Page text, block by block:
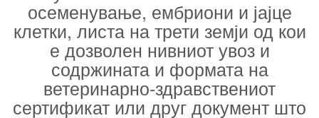
осеменување, ембриони и јајце
клетки, листа на трети земји од кои
е дозволен нивниот увоз и
содржината и формата на
ветеринарно-здравствениот
сертификат или друг документ што